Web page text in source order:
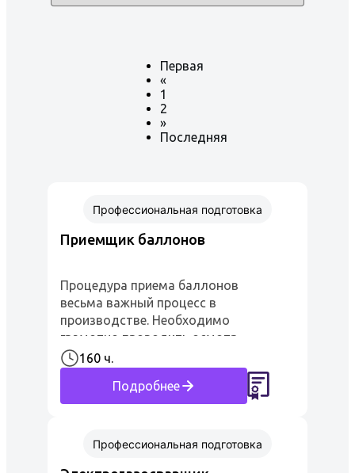
Первая
«
1
2
»
Последняя
Профессиональная подготовка
Приемщик баллонов
Процедура приема баллонов
весьма важный процесс в
производстве. Необходимо
грамотно проводить осмотр
баллонов, вне зависимости были,
наполнены баллоны газами или
нет. Транспортировка баллонов
осуществ...
160 ч.
Подробнее
Профессиональная подготовка